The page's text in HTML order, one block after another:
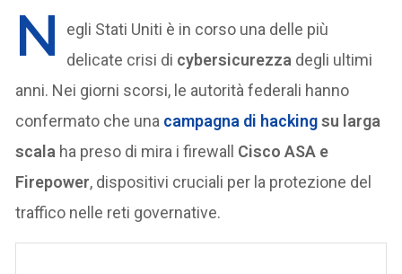
N
egli Stati Uniti è in corso una delle più
delicate crisi di cybersicurezza degli ultimi
anni. Nei giorni scorsi, le autorità federali hanno
confermato che una campagna di hackingsu larga
scala ha preso di mira i firewall Cisco ASA e
Firepower, dispositivi cruciali per la protezione del
traffico nelle reti governative.